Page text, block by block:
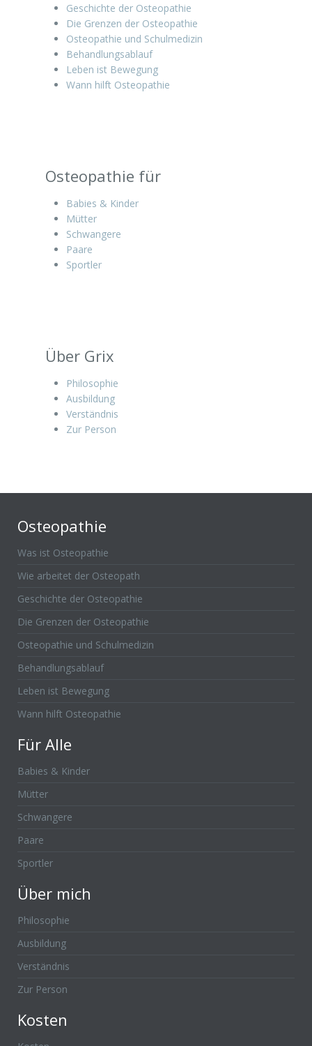
Geschichte der Osteopathie
Die Grenzen der Osteopathie
Osteopathie und Schulmedizin
Behandlungsablauf
Leben ist Bewegung
Wann hilft Osteopathie
Osteopathie für
Babies & Kinder
Mütter
Schwangere
Paare
Sportler
Über Grix
Philosophie
Ausbildung
Verständnis
Zur Person
Osteopathie
Was ist Osteopathie
Wie arbeitet der Osteopath
Geschichte der Osteopathie
Die Grenzen der Osteopathie
Osteopathie und Schulmedizin
Behandlungsablauf
Leben ist Bewegung
Wann hilft Osteopathie
Für Alle
Babies & Kinder
Mütter
Schwangere
Paare
Sportler
Über mich
Philosophie
Ausbildung
Verständnis
Zur Person
Kosten